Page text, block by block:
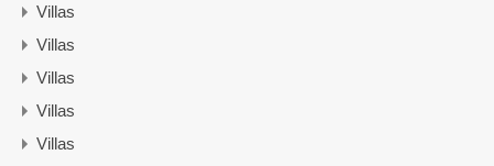
Villas
Villas
Villas
Villas
Villas